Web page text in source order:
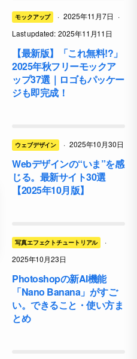
モックアップ · 2025年11月7日 ·
Last updated: 2025年11月11日
【最新版】「これ無料!?」
2025年秋フリーモックア
ップ37選｜ロゴもパッケー
ジも即完成！
ウェブデザイン · 2025年10月30日
Webデザインの“いま”を感
じる。最新サイト30選
【2025年10月版】
写真エフェクトチュートリアル
·
2025年10月23日
Photoshopの新AI機能
「Nano Banana」がすご
い。できること・使い方ま
とめ